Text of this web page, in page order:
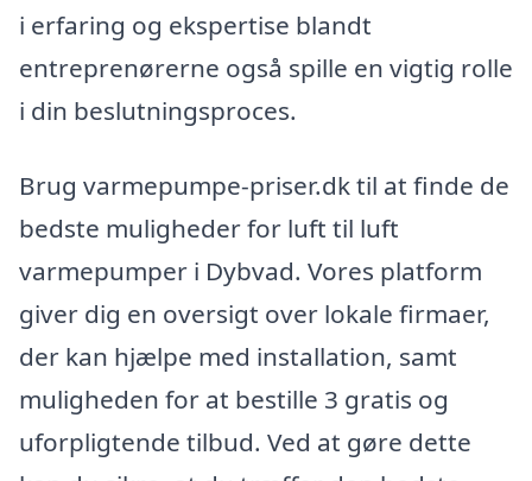
i erfaring og ekspertise blandt
entreprenørerne også spille en vigtig rolle
i din beslutningsproces.
Brug varmepumpe-priser.dk til at finde de
bedste muligheder for luft til luft
varmepumper i Dybvad. Vores platform
giver dig en oversigt over lokale firmaer,
der kan hjælpe med installation, samt
muligheden for at bestille 3 gratis og
uforpligtende tilbud. Ved at gøre dette